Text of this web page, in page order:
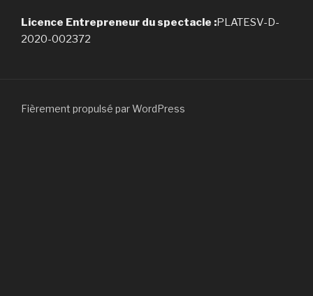
Licence Entrepreneur du spectacle :PLATESV-D-
2020-002372
Fièrement propulsé par WordPress